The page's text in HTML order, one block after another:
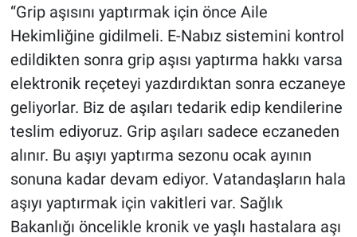
“Grip aşısını yaptırmak için önce Aile
Hekimliğine gidilmeli. E-Nabız sistemini kontrol
edildikten sonra grip aşısı yaptırma hakkı varsa
elektronik reçeteyi yazdırdıktan sonra eczaneye
geliyorlar. Biz de aşıları tedarik edip kendilerine
teslim ediyoruz. Grip aşıları sadece eczaneden
alınır. Bu aşıyı yaptırma sezonu ocak ayının
sonuna kadar devam ediyor. Vatandaşların hala
aşıyı yaptırmak için vakitleri var. Sağlık
Bakanlığı öncelikle kronik ve yaşlı hastalara aşı